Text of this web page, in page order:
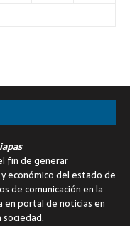
fin de generar
económico del estado de
de comunicación en la
en portal de noticias en